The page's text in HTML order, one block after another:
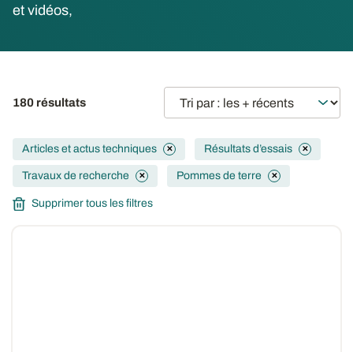
et vidéos,
180 résultats
Articles et actus techniques ✕ Résultats d’essais ✕
Travaux de recherche ✕ Pommes de terre ✕
Supprimer tous les filtres